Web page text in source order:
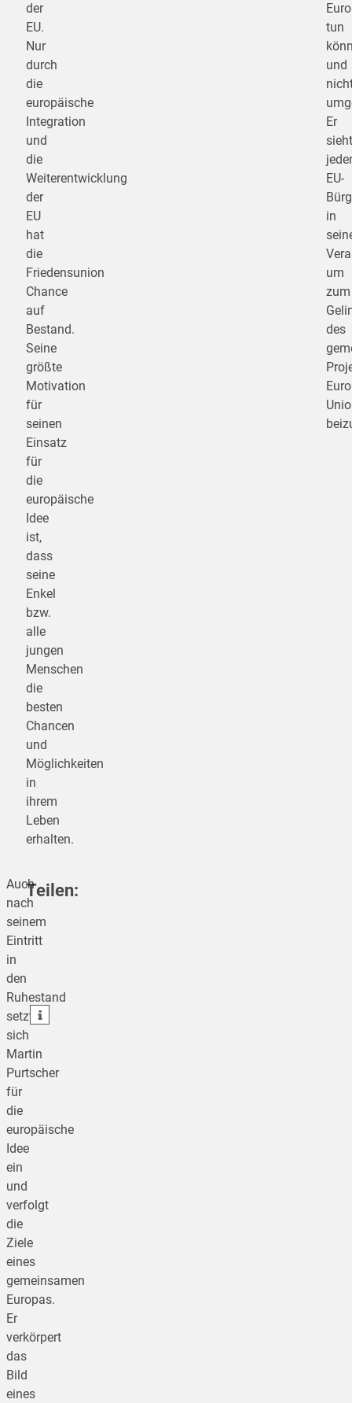
der
EU.
Nur
durch
die
europäische
Integration
und
die
Weiterentwicklung
der
EU
hat
die
Friedensunion
Chance
auf
Bestand.
Seine
größte
Motivation
für
seinen
Einsatz
für
die
europäische
Idee
ist,
dass
seine
Enkel
bzw.
alle
jungen
Menschen
die
besten
Chancen
und
Möglichkeiten
in
ihrem
Leben
erhalten.
tun
und
Er
sieht
EU-
in
um
zum
des
Auch
nach
seinem
Eintritt
in
den
Ruhestand
setzt
sich
Martin
Purtscher
für
die
europäische
Idee
ein
und
verfolgt
die
Ziele
eines
gemeinsamen
Europas.
Er
verkörpert
das
Bild
eines
Teilen:
teilen